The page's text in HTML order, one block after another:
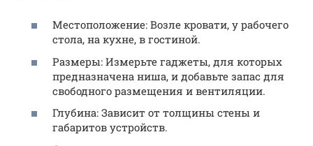
Местоположение: Возле кровати, у рабочего
стола, на кухне, в гостиной.
Размеры: Измерьте гаджеты, для которых
предназначена ниша, и добавьте запас для
свободного размещения и вентиляции.
Глубина: Зависит от толщины стены и
габаритов устройств.